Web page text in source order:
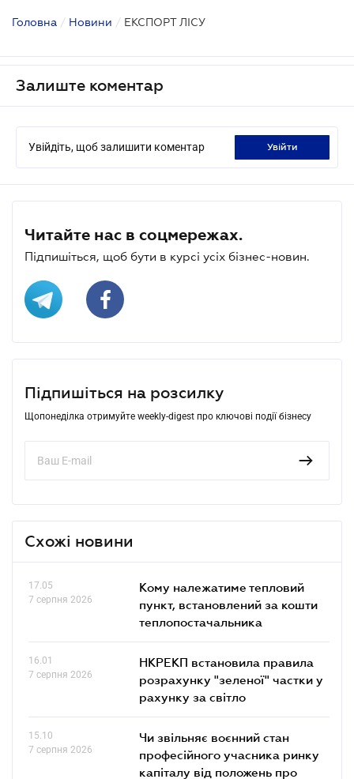
Головна / Новини / ЕКСПОРТ ЛІСУ
Залиште коментар
Увійдіть, щоб залишити коментар увійти
Читайте нас в соцмережах.
Підпишіться, щоб бути в курсі усіх бізнес-новин.
Підпишіться на розсилку
Щопонеділка отримуйте weekly-digest про ключові події бізнесу
Схожі новини
17.05
7 серпня 2026
Кому належатиме тепловий
пункт, встановлений за кошти
теплопостачальника
16.01
7 серпня 2026
НКРЕКП встановила правила
розрахунку "зеленої" частки у
рахунку за світло
15.10
7 серпня 2026
Чи звільняє воєнний стан
професійного учасника ринку
капіталу від положень про